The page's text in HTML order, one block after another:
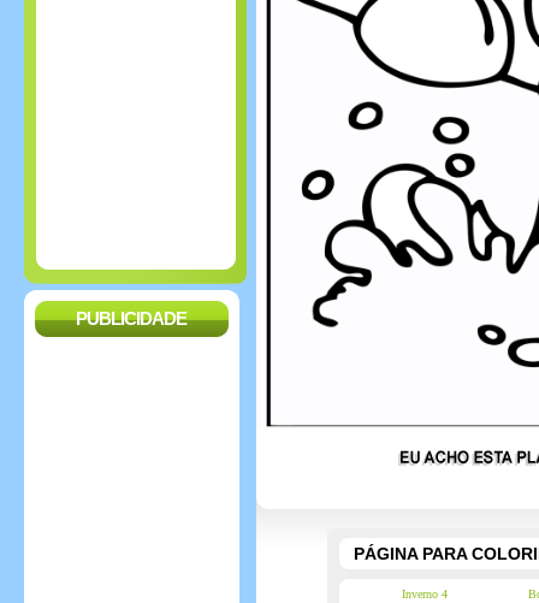
PUBLICIDADE
PÁGINA PARA
Inverno 4